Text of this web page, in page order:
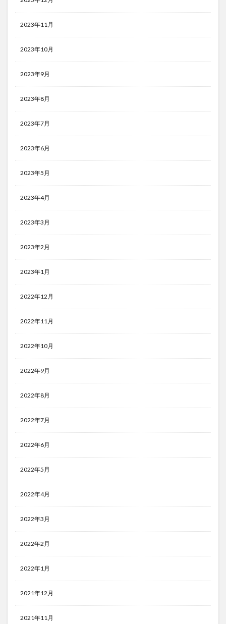
2023年11月
2023年10月
2023年9月
2023年8月
2023年7月
2023年6月
2023年5月
2023年4月
2023年3月
2023年2月
2023年1月
2022年12月
2022年11月
2022年10月
2022年9月
2022年8月
2022年7月
2022年6月
2022年5月
2022年4月
2022年3月
2022年2月
2022年1月
2021年12月
2021年11月